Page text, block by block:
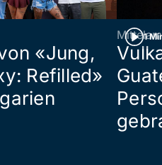
«Jung,
Refilled»
1